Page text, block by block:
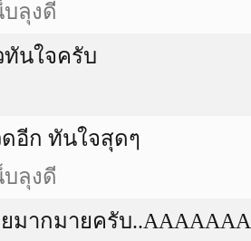
ลุงดี
ทันใจครับ
ดอีก ทันใจสุดๆ
ลุงดี
มากมายครับ